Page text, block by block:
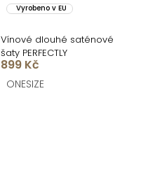
Vyrobeno v EU
Vínové dlouhé saténové
šaty PERFECTLY
899 Kč
ONESIZE